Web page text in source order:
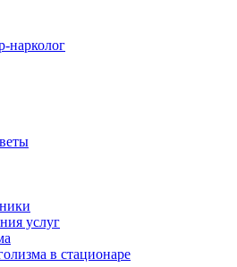
нарколог
услуг
в стационаре